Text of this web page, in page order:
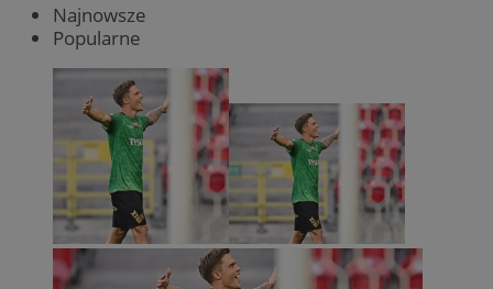
Najnowsze
Popularne